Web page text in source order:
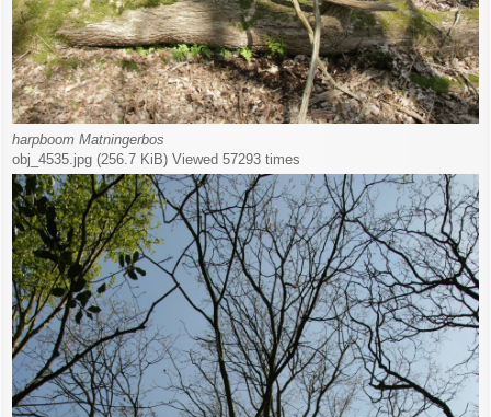
harpboom Matningerbos
obj_4535.jpg (256.7 KiB) Viewed 57293 times